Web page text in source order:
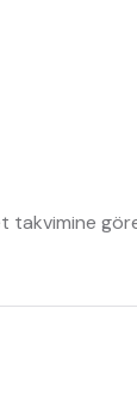
takvimine